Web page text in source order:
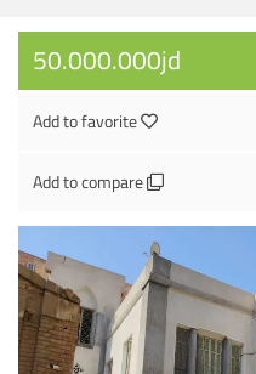
50.000.000jd
Add to favorite
Add to compare